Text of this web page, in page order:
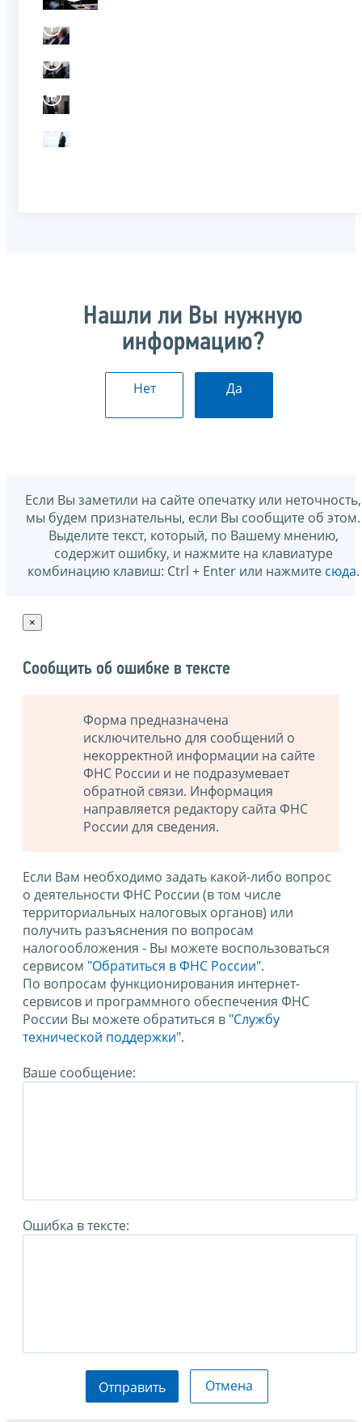
Нашли ли Вы нужную
информацию?
Нет Да
Если Вы заметили на сайте опечатку или неточность,
мы будем признательны, если Вы сообщите об этом.
Выделите текст, который, по Вашему мнению,
содержит ошибку, и нажмите на клавиатуре
комбинацию клавиш: Ctrl + Enter или нажмите сюда.
×
Сообщить об ошибке в тексте
Форма предназначена
исключительно для сообщений о
некорректной информации на сайте
ФНС России и не подразумевает
обратной связи. Информация
направляется редактору сайта ФНС
России для сведения.
Если Вам необходимо задать какой-либо вопрос
о деятельности ФНС России (в том числе
территориальных налоговых органов) или
получить разъяснения по вопросам
налогообложения - Вы можете воспользоваться
сервисом "Обратиться в ФНС России".
По вопросам функционирования интернет-
сервисов и программного обеспечения ФНС
России Вы можете обратиться в "Службу
технической поддержки".
Ваше сообщение:
Ошибка в тексте:
Отправить Отмена